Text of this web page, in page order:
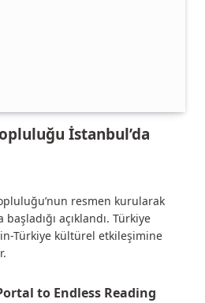
İstanbul’da
resmen kurularak
açıklandı. Türkiye
Türkiye kültürel etkileşimine
to Endless Reading